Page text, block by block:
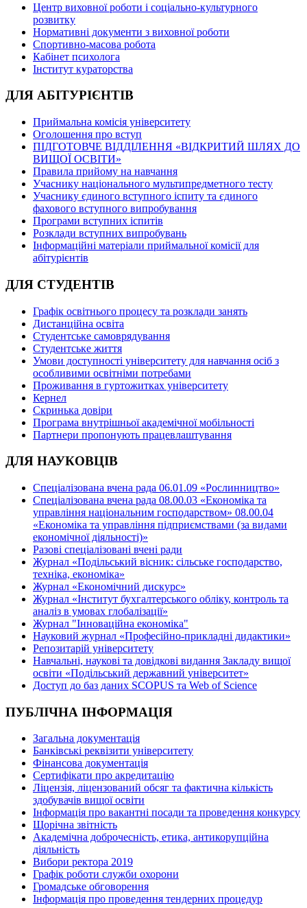
Центр виховної роботи і соціально-культурного
розвитку
Нормативні документи з виховної роботи
Спортивно-масова робота
Кабінет психолога
Інститут кураторства
ДЛЯ АБІТУРІЄНТІВ
Приймальна комісія університету
Оголошення про вступ
ПІДГОТОВЧЕ ВІДДІЛЕННЯ «ВІДКРИТИЙ ШЛЯХ ДО
ВИЩОЇ ОСВІТИ»
Правила прийому на навчання
Учаснику національного мультипредметного тесту
Учаснику єдиного вступного іспиту та єдиного
фахового вступного випробування
Програми вступних іспитів
Розклади вступних випробувань
Інформаційні матеріали приймальної комісії для
абітурієнтів
ДЛЯ СТУДЕНТІВ
Графік освітнього процесу та розклади занять
Дистанційна освіта
Студентське самоврядування
Студентське життя
Умови доступності університету для навчання осіб з
особливими освітніми потребами
Проживання в гуртожитках університету
Кернел
Скринька довіри
Програма внутрішньої академічної мобільності
Партнери пропонують працевлаштування
ДЛЯ НАУКОВЦІВ
Спеціалізована вчена рада 06.01.09 «Рослинництво»
Спеціалізована вчена рада 08.00.03 «Економіка та
управління національним господарством» 08.00.04
«Економіка та управління підприємствами (за видами
економічної діяльності)»
Разові спеціалізовані вчені ради
Журнал «Подільський вісник: сільське господарство,
техніка, економіка»
Журнал «Економічний дискурс»
Журнал «Інститут бухгалтерського обліку, контроль та
аналіз в умовах глобалізації»
Журнал "Інноваційна економіка"
Науковий журнал «Професійно-прикладні дидактики»
Репозитарій університету
Навчальні, наукові та довідкові видання Закладу вищої
освіти «Подільський державний університет»
Доступ до баз даних SCOPUS та Web of Science
ПУБЛІЧНА ІНФОРМАЦІЯ
Загальна документація
Банківські реквізити університету
Фінансова документація
Сертифікати про акредитацію
Ліцензія, ліцензований обсяг та фактична кількість
здобувачів вищої освіти
Інформація про вакантні посади та проведення конкурсу
Щорічна звітність
Академічна доброчесність, етика, антикорупційна
діяльність
Вибори ректора 2019
Графік роботи служби охорони
Громадське обговорення
Інформація про проведення тендерних процедур